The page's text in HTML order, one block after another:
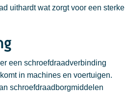
uithardt wat zorgt voor een sterke
een schroefdraadverbinding
in machines en voertuigen.
schroefdraadborgmiddelen